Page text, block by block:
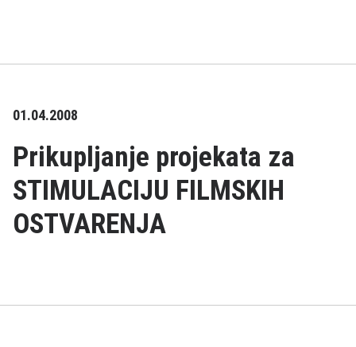
01.04.2008
Prikupljanje projekata za
STIMULACIJU FILMSKIH
OSTVARENJA